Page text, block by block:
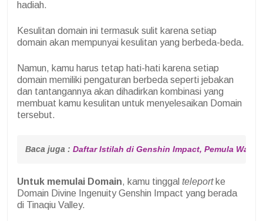
hadiah.
Kesulitan domain ini termasuk sulit karena setiap
domain akan mempunyai kesulitan yang berbeda-beda.
Namun, kamu harus tetap hati-hati karena setiap
domain memiliki pengaturan berbeda seperti jebakan
dan tantangannya akan dihadirkan kombinasi yang
membuat kamu kesulitan untuk menyelesaikan Domain
tersebut.
Baca juga : Daftar Istilah di Genshin Impact, Pemula Wajib
Untuk memulai Domain, kamu tinggal teleport ke
Domain Divine Ingenuity Genshin Impact yang berada
di Tinaqiu Valley.